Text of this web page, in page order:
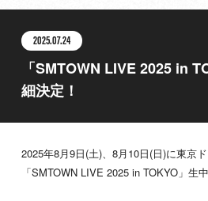
2025.07.24
「SMTOWN LIVE 2025 in
細決定！
2025年8月9日(土)、8月10日(日)に東京
「SMTOWN LIVE 2025 in TOKYO」生